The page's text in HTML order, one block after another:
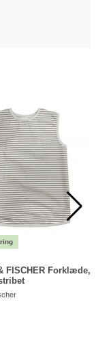
FISCHER Forklæde,